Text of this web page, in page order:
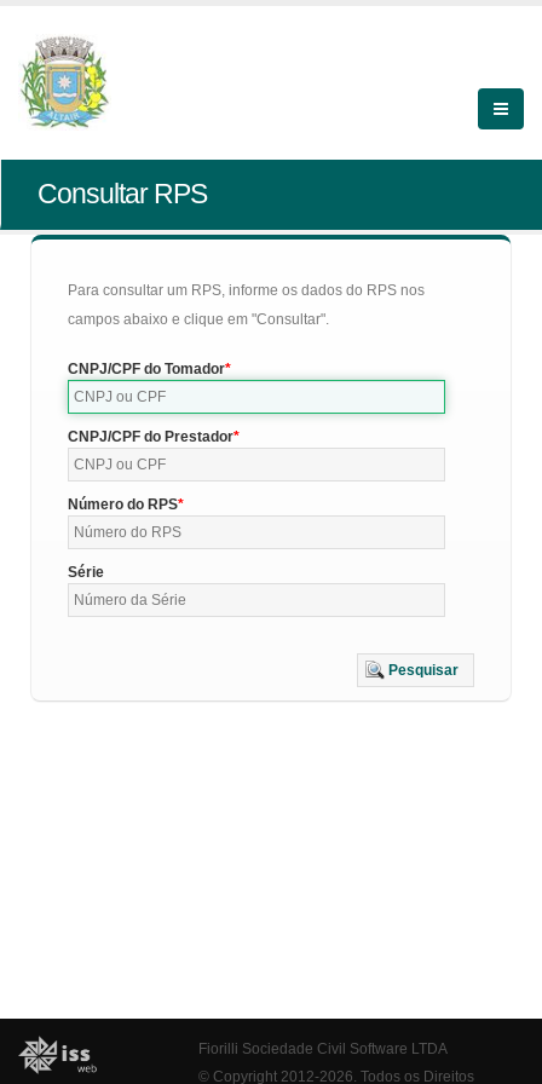
Consultar RPS
Para consultar um RPS, informe os dados do RPS nos
campos abaixo e clique em "Consultar".
CNPJ/CPF do Tomador
CNPJ/CPF do Prestador
Número do RPS
Série
Pesquisar
Fiorilli Sociedade Civil Software LTDA
© Copyright 2012-2026. Todos os Direitos